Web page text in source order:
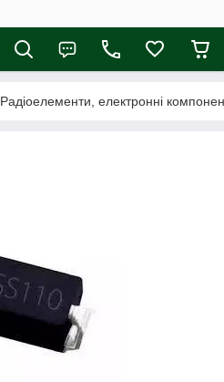
Радіоелементи, електронні